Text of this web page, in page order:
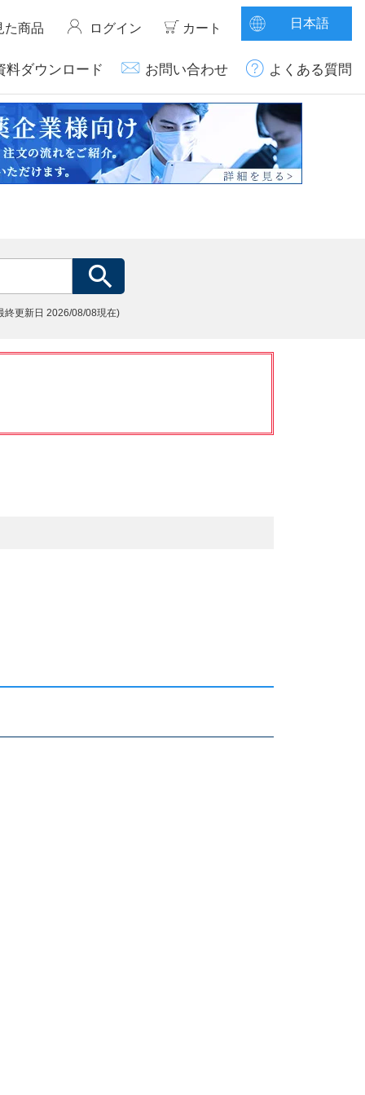
た商品 ログイン カート 日本語
料ダウンロード お問い合わせ よくある質問
終更新日 2026/08/08現在)